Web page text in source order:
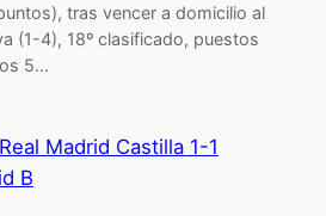
tras vencer a domicilio al
(1-4), 18º clasificado, puestos
5…